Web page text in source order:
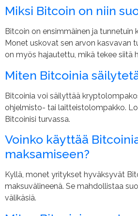
Miksi Bitcoin on niin
Bitcoin on ensimmäinen ja tunnetuin
Monet uskovat sen arvon kasvavan
on myös hajautettu, mikä tekee siitä
Miten Bitcoinia
Bitcoinia voi säilyttää
ohjelmisto- tai laitteistolompakko.
Bitcoinisi turvassa.
Voinko käyttää
maksamiseen?
Kyllä, monet yritykset hyväksyvät
maksuvälineenä. Se mahdollistaa
välikäsiä.